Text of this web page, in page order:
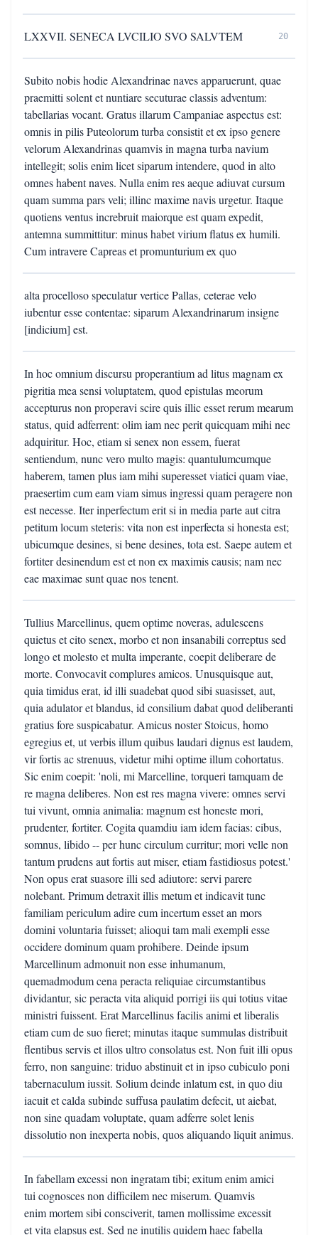
LXXVII. SENECA LVCILIO SVO SALVTEM 20
Subito nobis hodie Alexandrinae naves apparuerunt, quae
praemitti solent et nuntiare secuturae classis adventum:
tabellarias vocant. Gratus illarum Campaniae aspectus est:
omnis in pilis Puteolorum turba consistit et ex ipso genere
velorum Alexandrinas quamvis in magna turba navium
intellegit; solis enim licet siparum intendere, quod in alto
omnes habent naves. Nulla enim res aeque adiuvat cursum
quam summa pars veli; illinc maxime navis urgetur. Itaque
quotiens ventus increbruit maiorque est quam expedit,
antemna summittitur: minus habet virium flatus ex humili.
Cum intravere Capreas et promunturium ex quo
alta procelloso speculatur vertice Pallas, ceterae velo
iubentur esse contentae: siparum Alexandrinarum insigne
[indicium] est.
In hoc omnium discursu properantium ad litus magnam ex
pigritia mea sensi voluptatem, quod epistulas meorum
accepturus non properavi scire quis illic esset rerum mearum
status, quid adferrent: olim iam nec perit quicquam mihi nec
adquiritur. Hoc, etiam si senex non essem, fuerat
sentiendum, nunc vero multo magis: quantulumcumque
haberem, tamen plus iam mihi superesset viatici quam viae,
praesertim cum eam viam simus ingressi quam peragere non
est necesse. Iter inperfectum erit si in media parte aut citra
petitum locum steteris: vita non est inperfecta si honesta est;
ubicumque desines, si bene desines, tota est. Saepe autem et
fortiter desinendum est et non ex maximis causis; nam nec
eae maximae sunt quae nos tenent.
Tullius Marcellinus, quem optime noveras, adulescens
quietus et cito senex, morbo et non insanabili correptus sed
longo et molesto et multa imperante, coepit deliberare de
morte. Convocavit complures amicos. Unusquisque aut,
quia timidus erat, id illi suadebat quod sibi suasisset, aut,
quia adulator et blandus, id consilium dabat quod deliberanti
gratius fore suspicabatur. Amicus noster Stoicus, homo
egregius et, ut verbis illum quibus laudari dignus est laudem,
vir fortis ac strenuus, videtur mihi optime illum cohortatus.
Sic enim coepit: 'noli, mi Marcelline, torqueri tamquam de
re magna deliberes. Non est res magna vivere: omnes servi
tui vivunt, omnia animalia: magnum est honeste mori,
prudenter, fortiter. Cogita quamdiu iam idem facias: cibus,
somnus, libido -- per hunc circulum curritur; mori velle non
tantum prudens aut fortis aut miser, etiam fastidiosus potest.'
Non opus erat suasore illi sed adiutore: servi parere
nolebant. Primum detraxit illis metum et indicavit tunc
familiam periculum adire cum incertum esset an mors
domini voluntaria fuisset; alioqui tam mali exempli esse
occidere dominum quam prohibere. Deinde ipsum
Marcellinum admonuit non esse inhumanum,
quemadmodum cena peracta reliquiae circumstantibus
dividantur, sic peracta vita aliquid porrigi iis qui totius vitae
ministri fuissent. Erat Marcellinus facilis animi et liberalis
etiam cum de suo fieret; minutas itaque summulas distribuit
flentibus servis et illos ultro consolatus est. Non fuit illi opus
ferro, non sanguine: triduo abstinuit et in ipso cubiculo poni
tabernaculum iussit. Solium deinde inlatum est, in quo diu
iacuit et calda subinde suffusa paulatim defecit, ut aiebat,
non sine quadam voluptate, quam adferre solet lenis
dissolutio non inexperta nobis, quos aliquando liquit animus.
In fabellam excessi non ingratam tibi; exitum enim amici
tui cognosces non difficilem nec miserum. Quamvis
enim mortem sibi consciverit, tamen mollissime excessit
et vita elapsus est. Sed ne inutilis quidem haec fabella